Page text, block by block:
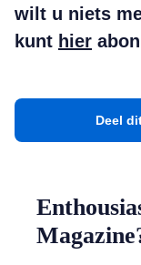
wilt u niets
kunt hier
Deel